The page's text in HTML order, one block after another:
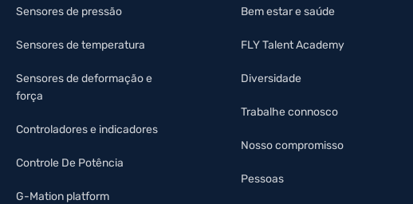
Sensores de pressão
Sensores de temperatura
Sensores de deformação e
força
Controladores e indicadores
Controle De Potência
G-Mation platform
Bem estar e saúde
FLY Talent Academy
Diversidade
Trabalhe connosco
Nosso compromisso
Pessoas